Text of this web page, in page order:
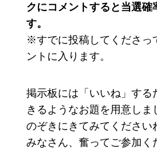
クにコメントすると当選確
す。
※すでに投稿してくださっ
ントに入ります。
掲示板には「いいね」する
きるようなお題を用意しま
のぞきにきてみてください
みなさん、奮ってご参加く